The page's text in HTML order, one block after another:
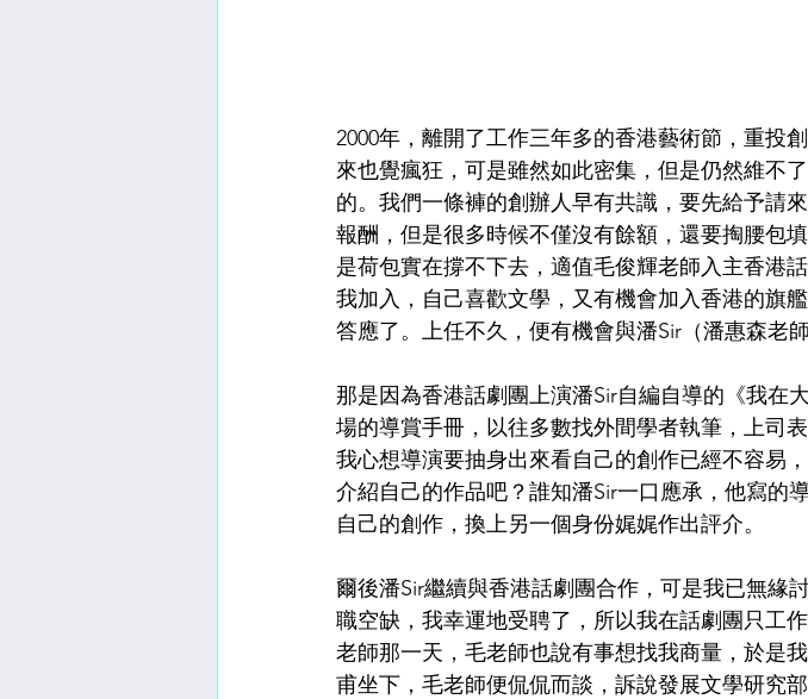
2000年，離開了工作三年多的香港藝術節，重投
來也覺瘋狂，可是雖然如此密集，但是仍然維不
的。我們一條褲的創辦人早有共識，要先給予請
報酬，但是很多時候不僅沒有餘額，還要掏腰包
是荷包實在撐不下去，適值毛俊輝老師入主香港
我加入，自己喜歡文學，又有機會加入香港的旗
答應了。上任不久，便有機會與潘Sir（潘惠森老師
那是因為香港話劇團上演潘Sir自編自導的《我在
場的導賞手冊，以往多數找外間學者執筆，上司
我心想導演要抽身出來看自己的創作已經不容易
介紹自己的作品吧？誰知潘Sir一口應承，他寫的
自己的創作，換上另一個身份娓娓作出評介。
爾後潘Sir繼續與香港話劇團合作，可是我已無緣
職空缺，我幸運地受聘了，所以我在話劇團只工
老師那一天，毛老師也說有事想找我商量，於是
甫坐下，毛老師便侃侃而談，訴說發展文學研究